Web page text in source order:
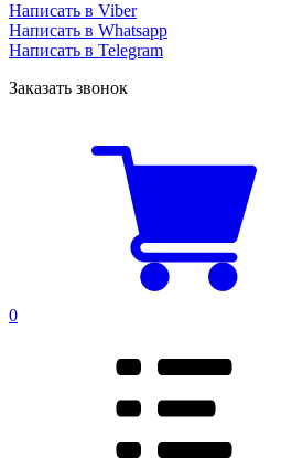
Написать в Viber
Написать в Whatsapp
Написать в Telegram
Заказать звонок
0